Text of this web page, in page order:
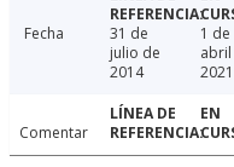
Fecha
31 de
julio de
2014
1 de
2021
Comentar